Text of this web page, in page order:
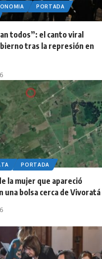
PORTADA
todos”: el canto viral
tras la represión en
PORTADA
la mujer que apareció
una bolsa cerca de Vivoratá